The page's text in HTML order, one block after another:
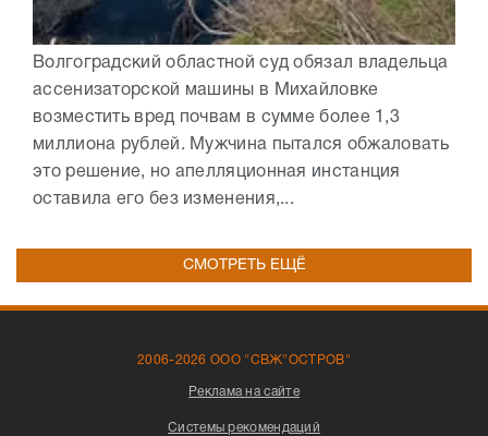
Волгоградский областной суд обязал владельца
ассенизаторской машины в Михайловке
возместить вред почвам в сумме более 1,3
миллиона рублей. Мужчина пытался обжаловать
это решение, но апелляционная инстанция
оставила его без изменения,...
СМОТРЕТЬ ЕЩЁ
2006-2026 ООО "СВЖ"ОСТРОВ"
Реклама на сайте
Системы рекомендаций